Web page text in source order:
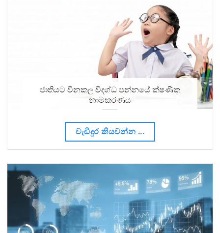
ජාතියට විනකල විදග්ධ පන්නයේ ක්ෂණික
නාමකරණය
වැඩිදුර කියවන්න ...